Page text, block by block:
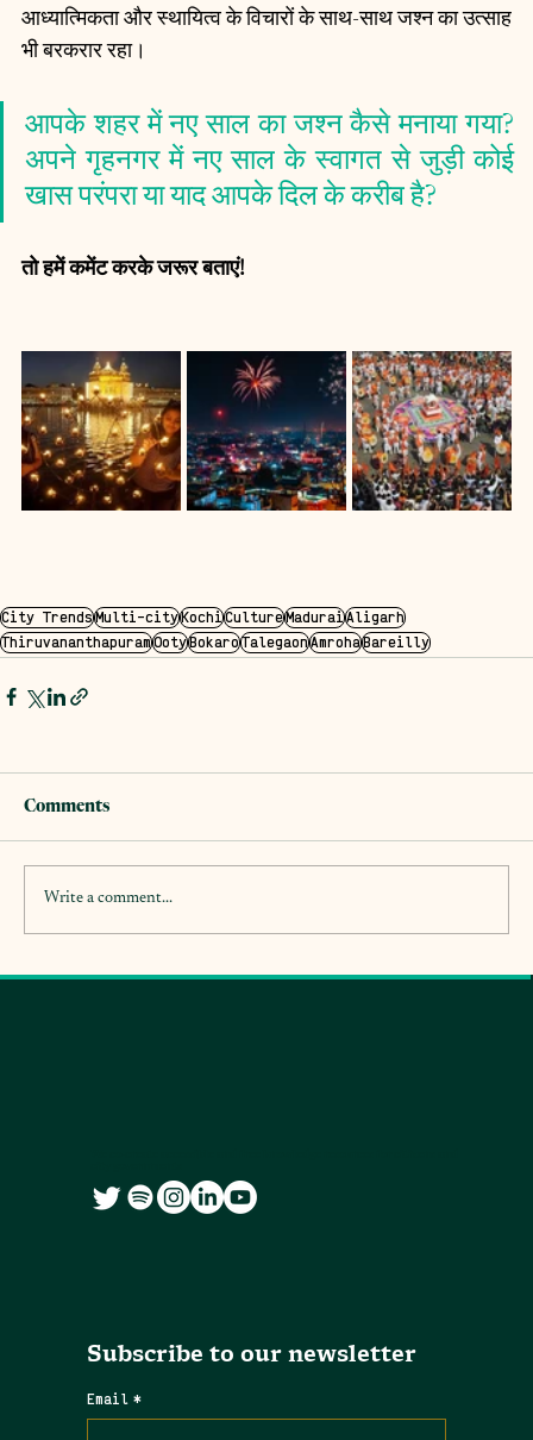
आध्यात्मिकता और स्थायित्व के विचारों के साथ-साथ जश्न का उत्साह
भी बरकरार रहा।
आपके शहर में नए साल का जश्न कैसे मनाया गया?
अपने गृहनगर में नए साल के स्वागत से जुड़ी कोई
खास परंपरा या याद आपके दिल के करीब है?
तो हमें कमेंट करके जरूर बताएं!
City TrendsMulti-cityKochiCultureMaduraiAligarh
ThiruvananthapuramOotyBokaroTalegaonAmrohaBareilly
Comments
Write a comment...
Subscribe to our newsletter
Email *